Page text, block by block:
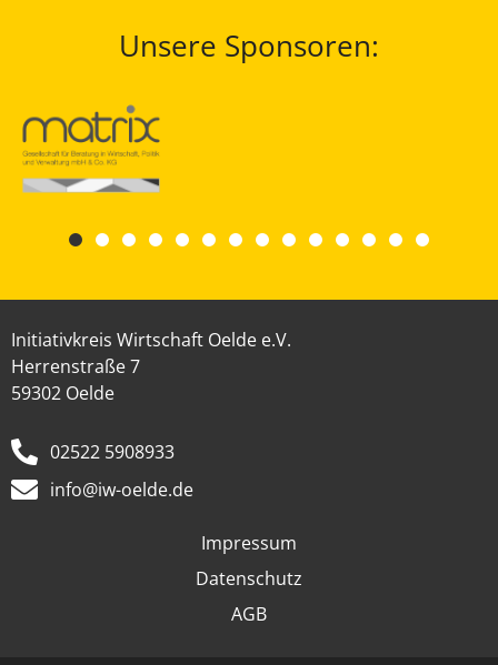
Unsere Sponsoren:
Initiativkreis Wirtschaft Oelde e.V.
Herrenstraße 7
59302 Oelde
02522 5908933
info@iw-oelde.de
Impressum
Datenschutz
AGB